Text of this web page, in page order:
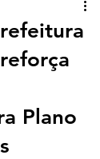
Plano